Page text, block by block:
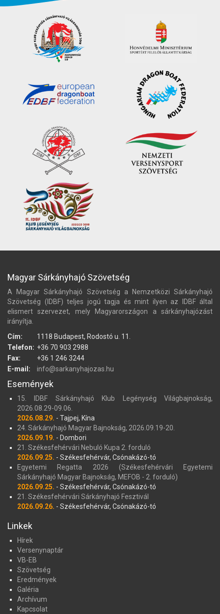
Magyar Sárkányhajó Szövetség
A Magyar Sárkányhajó Szövetség a Nemzetközi Sárkányhajó
Szövetség (IDBF) teljes jogú tagja és mint ilyen az IDBF által
elismert szervezet, mely Magyarországon a sárkányhajózást
irányítja.
Cím:
1118 Budapest, Rodostó u. 11.
Telefon: +36 70 903 2988
Fax:
+36 1 246 3244
E-mail:
info@sarkanyhajozas.hu
Események
15. IDBF Sárkányhajó Klub Legénység Világbajnokság,
2026.08.29-09.06.
2026.08.29. - Tajpej, Kína
24. Sárkányhajó Magyar Bajnokság, 2026.09.19-20.
2026.09.19. - Dombori
21. Székesfehérvári Nebuló Kupa 2. forduló
2026.09.25. - Székesfehérvár, Csónakázó-tó
Egyetemi Regatta 2026 (Székesfehérvári Egyetemi
Sárkányhajó Magyar Bajnokság, MEFOB - 2. forduló)
2026.09.25. - Székesfehérvár, Csónakázó-tó
21. Székesfehérvári Sárkányhajó Fesztivál
2026.09.26. - Székesfehérvár, Csónakázó-tó
Linkek
Hírek
Versenynaptár
VB-EB
Szövetség
Eredmények
Galéria
Archívum
Kapcsolat